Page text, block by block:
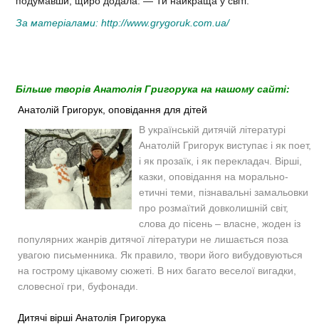
За матеріалами: http://www.grygoruk.com.ua/
Більше творів Анатолія Григорука на нашому сайті:
Анатолій Григорук, оповідання для дітей
В українській дитячій літературі
Анатолій Григорук виступає і як поет,
і як прозаїк, і як перекладач. Вірші,
казки, оповідання на морально-
етичні теми, пізнавальні замальовки
про розмаїтий довколишній світ,
слова до пісень – власне, жоден із
популярних жанрів дитячої літератури не лишається поза
увагою письменника. Як правило, твори його вибудовуються
на гострому цікавому сюжеті. В них багато веселої вигадки,
словесної гри, буфонади.
Дитячі вірші Анатолія Григорука